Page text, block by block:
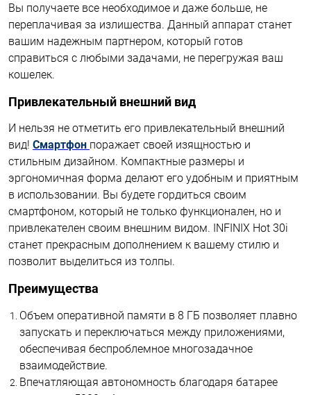
Вы получаете все необходимое и даже больше, не
переплачивая за излишества. Данный аппарат станет
вашим надежным партнером, который готов
справиться с любыми задачами, не перегружая ваш
кошелек.
Привлекательный внешний вид
И нельзя не отметить его привлекательный внешний
вид! Смартфон поражает своей изящностью и
стильным дизайном. Компактные размеры и
эргономичная форма делают его удобным и приятным
в использовании. Вы будете гордиться своим
смартфоном, который не только функционален, но и
привлекателен своим внешним видом. INFINIX Hot 30i
станет прекрасным дополнением к вашему стилю и
позволит выделиться из толпы.
Преимущества
Объем оперативной памяти в 8 ГБ позволяет плавно
запускать и переключаться между приложениями,
обеспечивая беспроблемное многозадачное
взаимодействие.
Впечатляющая автономность благодаря батарее